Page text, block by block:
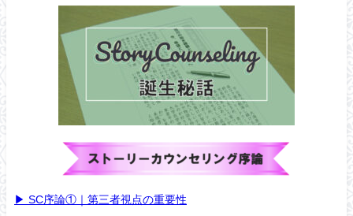
▶︎ SC序論①｜第三者視点の重要性